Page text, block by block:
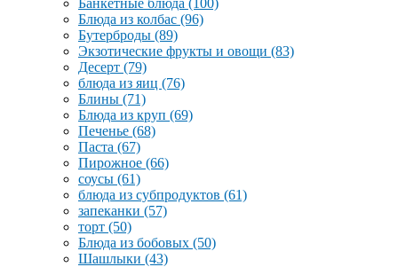
Банкетные блюда (100)
Блюда из колбас (96)
Бутерброды (89)
Экзотические фрукты и овощи (83)
Десерт (79)
блюда из яиц (76)
Блины (71)
Блюда из круп (69)
Печенье (68)
Паста (67)
Пирожное (66)
соусы (61)
блюда из субпродуктов (61)
запеканки (57)
торт (50)
Блюда из бобовых (50)
Шашлыки (43)